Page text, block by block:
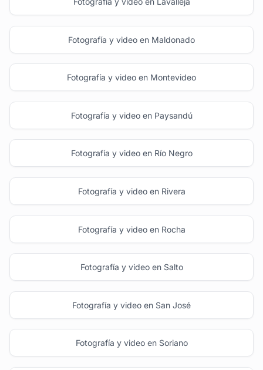
Fotografía y video en Maldonado
Fotografía y video en Montevideo
Fotografía y video en Paysandú
Fotografía y video en Río Negro
Fotografía y video en Rivera
Fotografía y video en Rocha
Fotografía y video en Salto
Fotografía y video en San José
Fotografía y video en Soriano